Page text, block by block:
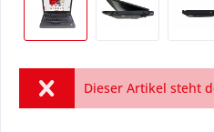
Dieser Artikel steht